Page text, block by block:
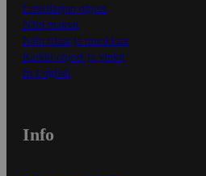
Ensitilaajan ohjeet
Näin maksat
Näin tilaat ja muokkaat
Kaikki ohjeet ja vinkit
In English
Info